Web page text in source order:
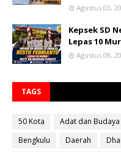
Agustus 03,
Kepsek SD
Lepas 10
Agustus 08,
TAGS
50 Kota Adat dan Budaya
Bengkulu
Daerah